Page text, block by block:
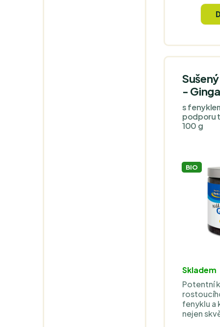
tak
kousky
na
-
s
podporu
100 g
BIO
Skladem
Potentní
fenyklu a
nejen